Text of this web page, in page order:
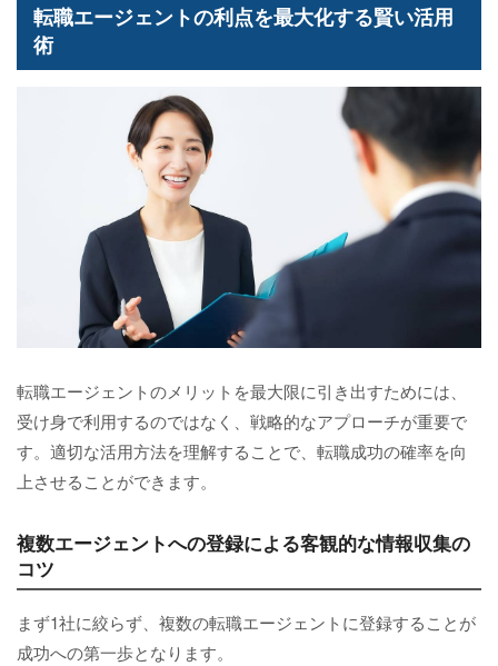
転職エージェントの利点を最大化する賢い活用
術
転職エージェントのメリットを最大限に引き出すためには、
受け身で利用するのではなく、戦略的なアプローチが重要で
す。適切な活用方法を理解することで、転職成功の確率を向
上させることができます。
複数エージェントへの登録による客観的な情報収集の
コツ
まず1社に絞らず、複数の転職エージェントに登録することが
成功への第一歩となります。